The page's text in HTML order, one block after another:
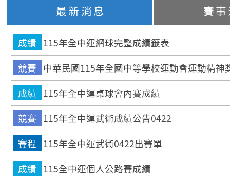
最新消息 賽
成績 115年全中運網球完整成績籤表
競賽 中華民國115年全國中等學校運動會運動精神
成績 115年全中運桌球會內賽成績
競賽 115年全中運武術成績公告0422
賽程
115年全中運武術0422出賽單
成績 115全中運個人公路賽成績